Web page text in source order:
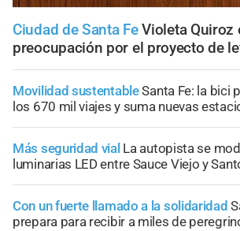
Ciudad de Santa Fe Violeta Quiroz
preocupación por el proyecto de
Movilidad sustentableSanta Fe: la bici
los 670 mil viajes y suma nuevas
Más seguridad vial La autopista se
luminarias LED entre Sauce Viejo y
Con un fuerte llamado a la solidaridad
prepara para recibir a miles de